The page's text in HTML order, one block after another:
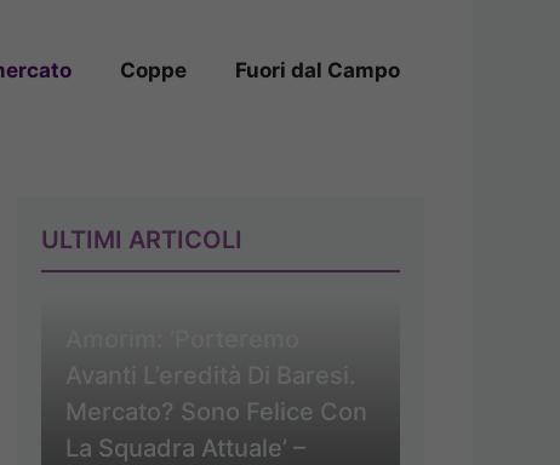
Coppe Fuori dal Campo
ULTIMI ARTICOLI
Avanti L’eredità Di Baresi.
Mercato? Sono Felice Con
La Squadra Attuale’ –